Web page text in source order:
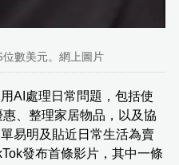
數美元。網上圖片
AI處理日常問題，包括使
、整理家居物品，以及協
易明及貼近日常生活為賣
發布首條影片，其中一條